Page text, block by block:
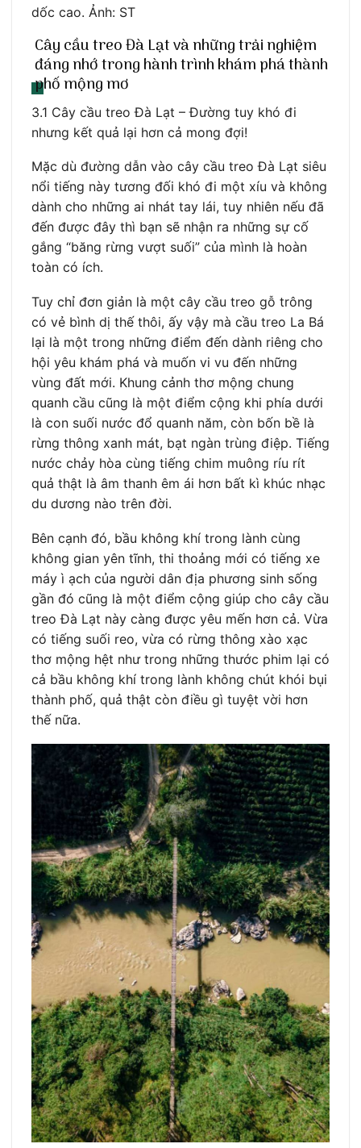
dốc cao. Ảnh: ST
Cây cầu treo Đà Lạt và những trải nghiệm
đáng nhớ trong hành trình khám phá thành
phố mộng mơ
3.1 Cây cầu treo Đà Lạt – Đường tuy khó đi
nhưng kết quả lại hơn cả mong đợi!
Mặc dù đường dẫn vào cây cầu treo Đà Lạt siêu
nổi tiếng này tương đối khó đi một xíu và không
dành cho những ai nhát tay lái, tuy nhiên nếu đã
đến được đây thì bạn sẽ nhận ra những sự cố
gắng “băng rừng vượt suối” của mình là hoàn
toàn có ích.
Tuy chỉ đơn giản là một cây cầu treo gỗ trông
có vẻ bình dị thế thôi, ấy vậy mà cầu treo La Bá
lại là một trong những điểm đến dành riêng cho
hội yêu khám phá và muốn vi vu đến những
vùng đất mới. Khung cảnh thơ mộng chung
quanh cầu cũng là một điểm cộng khi phía dưới
là con suối nước đổ quanh năm, còn bốn bề là
rừng thông xanh mát, bạt ngàn trùng điệp. Tiếng
nước chảy hòa cùng tiếng chim muông ríu rít
quả thật là âm thanh êm ái hơn bất kì khúc nhạc
du dương nào trên đời.
Bên cạnh đó, bầu không khí trong lành cùng
không gian yên tĩnh, thi thoảng mới có tiếng xe
máy ì ạch của người dân địa phương sinh sống
gần đó cũng là một điểm cộng giúp cho cây cầu
treo Đà Lạt này càng được yêu mến hơn cả. Vừa
có tiếng suối reo, vừa có rừng thông xào xạc
thơ mộng hệt như trong những thước phim lại có
cả bầu không khí trong lành không chút khói bụi
thành phố, quả thật còn điều gì tuyệt vời hơn
thế nữa.